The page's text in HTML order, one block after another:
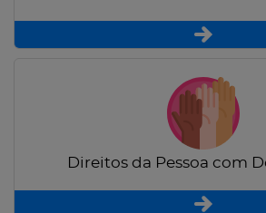
Direitos da Pessoa com